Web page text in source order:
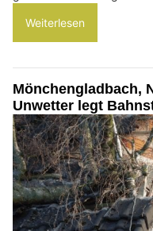
Weiterlesen
Mönchengladbach,
Unwetter legt